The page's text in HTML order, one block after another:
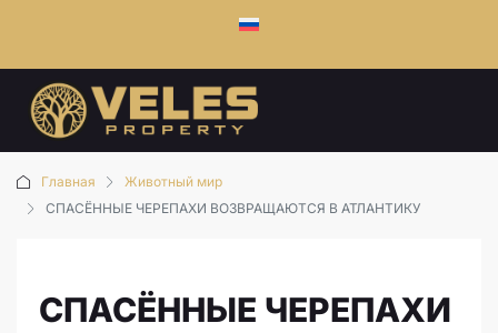
Главная
Животный мир
СПАСЁННЫЕ ЧЕРЕПАХИ ВОЗВРАЩАЮТСЯ В АТЛАНТИКУ
СПАСЁННЫЕ ЧЕРЕПАХИ